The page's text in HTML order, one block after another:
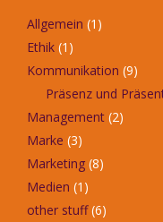
Allgemein (1)
Ethik (1)
Kommunikation (9)
Präsenz und
Management (2)
Marke (3)
Marketing (8)
Medien (1)
other stuff(6)